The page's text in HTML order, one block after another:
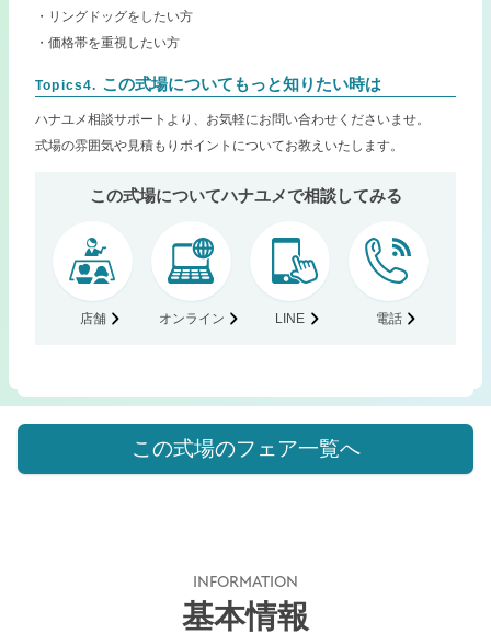
・リングドッグをしたい方
・価格帯を重視したい方
Topics4. この式場についてもっと知りたい時は
ハナユメ相談サポートより、お気軽にお問い合わせくださいませ。
式場の雰囲気や見積もりポイントについてお教えいたします。
この式場についてハナユメで相談してみる
店舗 オンライン LINE 電話
この式場のフェア一覧へ
INFORMATION
基本情報